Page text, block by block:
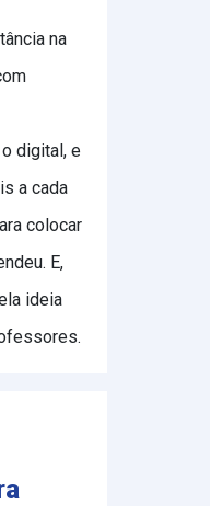
na
digital, e
a cada
colocar
E,
ideia